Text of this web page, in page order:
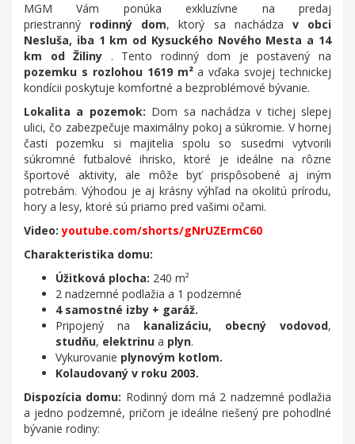
MGM Vám ponúka exkluzívne na predaj
priestranný rodinný dom, ktorý sa nachádza v obci
Nesluša, iba 1 km od Kysuckého Nového Mesta a 14
km od Žiliny . Tento rodinný dom je postavený na
pozemku s rozlohou 1619 m²a vďaka svojej technickej
kondícii poskytuje komfortné a bezproblémové bývanie.
Lokalita a pozemok: Dom sa nachádza v tichej slepej
ulici, čo zabezpečuje maximálny pokoj a súkromie. V hornej
časti pozemku si majitelia spolu so susedmi vytvorili
súkromné futbalové ihrisko, ktoré je ideálne na rôzne
športové aktivity, ale môže byť prispôsobené aj iným
potrebám. Výhodou je aj krásny výhľad na okolitú prírodu,
hory a lesy, ktoré sú priamo pred vašimi očami.
Video:youtube.com/shorts/gNrUZErmC60
Charakteristika domu:
Úžitková plocha: 240 m²
2 nadzemné podlažia a 1 podzemné
4 samostné izby + garáž.
Pripojený na kanalizáciu, obecný vodovod,
studňu, elektrinu a plyn.
Vykurovanie plynovým kotlom.
Kolaudovaný v roku 2003.
Dispozícia domu: Rodinný dom má 2 nadzemné podlažia
a jedno podzemné, pričom je ideálne riešený pre pohodlné
bývanie rodiny: